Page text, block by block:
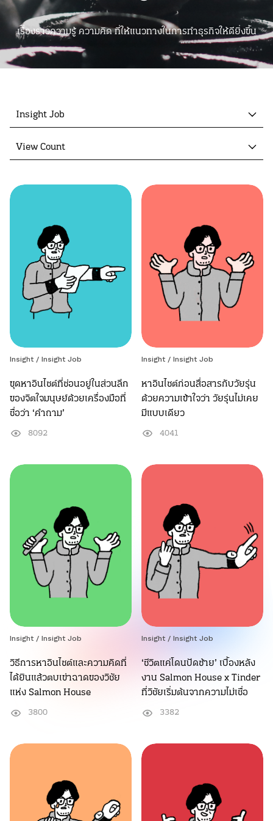
เรื่องราวความรู้ ความคิด ที่ให้แนวทางในการทำธุรกิจให้ดียิ่งขึ้น
Insight Job
View Count
Insight / Insight Job
ขุดหาอินไซต์ที่ซ่อนอยู่ในส่วนลึก
ของจิตใจมนุษย์ด้วยเครื่องมือที่
ชื่อว่า ‘คำถาม’
8092
Insight / Insight Job
หาอินไซต์ก่อนสื่อสารกับวัยรุ่น
ด้วยความเข้าใจว่า วัยรุ่นไม่เคย
มีแบบเดียว
4041
Insight / Insight Job
วิธีการหาอินไซต์และความคิดที่
ได้ยินแล้วตบเข่าฉาดของวิชัย
แห่ง Salmon House
3800
Insight / Insight Job
‘ชีวิตแค่โดนปัดซ้าย’ เบื้องหลัง
งาน Salmon House x Tinder
ที่วิชัยเริ่มต้นจากความไม่เชื่อ
3382